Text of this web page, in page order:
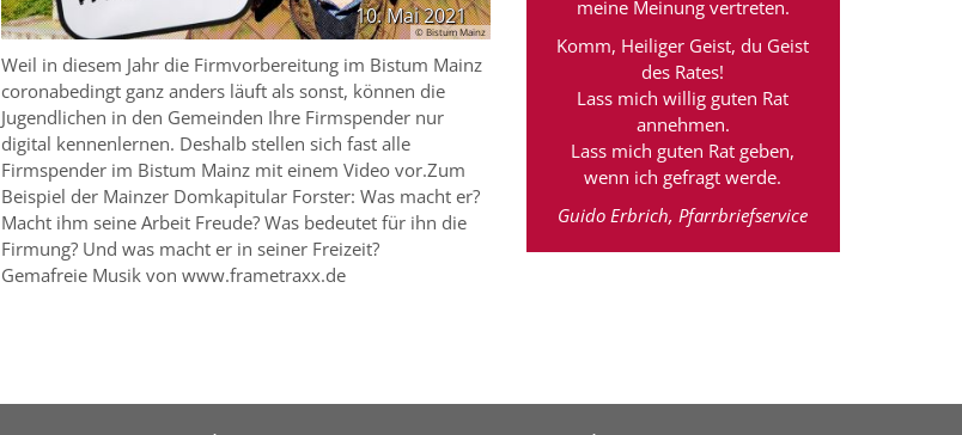
10. Mai 2021
© Bistum Mainz
Weil in diesem Jahr die Firmvorbereitung im Bistum Mainz
coronabedingt ganz anders läuft als sonst, können die
Jugendlichen in den Gemeinden Ihre Firmspender nur
digital kennenlernen. Deshalb stellen sich fast alle
Firmspender im Bistum Mainz mit einem Video vor.Zum
Beispiel der Mainzer Domkapitular Forster: Was macht er?
Macht ihm seine Arbeit Freude? Was bedeutet für ihn die
Firmung? Und was macht er in seiner Freizeit?
Gemafreie Musik von www.frametraxx.de
meine Meinung vertreten.
Komm, Heiliger Geist, du Geist
des Rates!
Lass mich willig guten Rat
annehmen.
Lass mich guten Rat geben,
wenn ich gefragt werde.
Guido Erbrich, Pfarrbriefservice